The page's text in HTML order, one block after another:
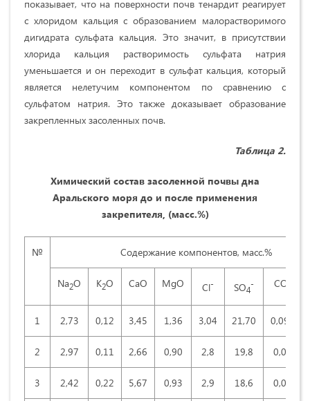
показывает, что на поверхности почв тенардит реагирует
с хлоридом кальция с образованием малорастворимого
дигидрата сульфата кальция. Это значит, в присутствии
хлорида кальция растворимость сульфата натрия
уменьшается и он переходит в сульфат кальция, который
является нелетучим компонентом по сравнению с
сульфатом натрия. Это также доказывает образование
закрепленных засоленных почв.
Таблица 2.
Химический состав засоленной почвы дна
Аральского моря до и после применения
закрепителя, (масс.%)
№ Содержание компонентов, масс.%
Na2O K2O CaO MgO Cl- SO4
- CO
1 2,73 0,12 3,45 1,36 3,04 21,70 0,098
2 2,97 0,11 2,66 0,90 2,8 19,8 0,09
3 2,42 0,22 5,67 0,93 2,9 18,6 0,09